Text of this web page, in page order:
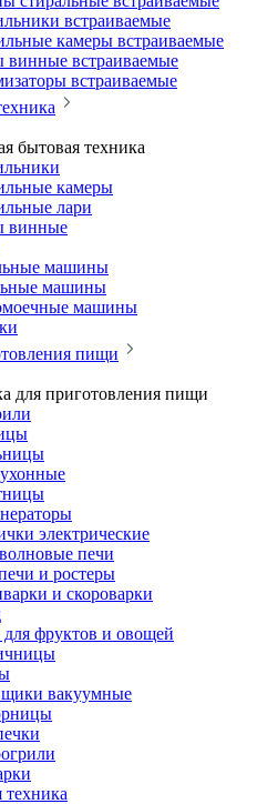
встраиваемые
камеры встраиваемые
встраиваемые
встраиваемые
бытовая техника
камеры
лари
винные
машины
машины
машины
пищи
для приготовления пищи
электрические
печи
и ростеры
и скороварки
фруктов и овощей
вакуумные
техника